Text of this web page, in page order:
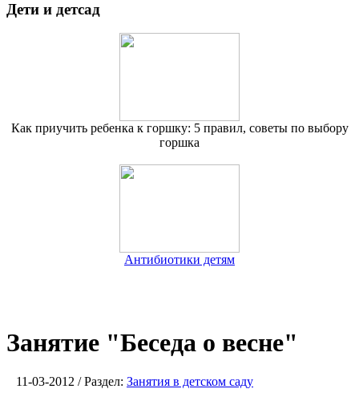
Дети и детсад
Как приучить ребенка к горшку: 5 правил, советы по выбору
горшка
Антибиотики детям
Занятие "Беседа о весне"
11-03-2012 / Раздел: Занятия в детском саду